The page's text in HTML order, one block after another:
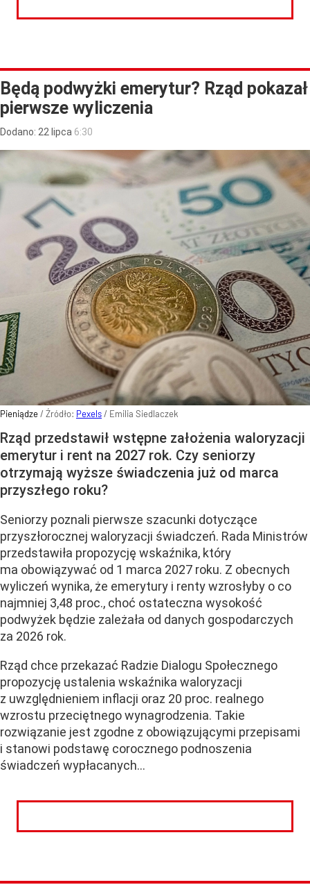
Będą podwyżki emerytur? Rząd pokazał
pierwsze wyliczenia
Dodano: 22 lipca 6:30
Pieniądze/ Źródło: Pexels/ Emilia Siedlaczek
Rząd przedstawił wstępne założenia waloryzacji
emerytur i rent na 2027 rok. Czy seniorzy
otrzymają wyższe świadczenia już od marca
przyszłego roku?
Seniorzy poznali pierwsze szacunki dotyczące
przyszłorocznej waloryzacji świadczeń. Rada Ministrów
przedstawiła propozycję wskaźnika, który
ma obowiązywać od 1 marca 2027 roku. Z obecnych
wyliczeń wynika, że emerytury i renty wzrosłyby o co
najmniej 3,48 proc., choć ostateczna wysokość
podwyżek będzie zależała od danych gospodarczych
za 2026 rok.
Rząd chce przekazać Radzie Dialogu Społecznego
propozycję ustalenia wskaźnika waloryzacji
z uwzględnieniem inflacji oraz 20 proc. realnego
wzrostu przeciętnego wynagrodzenia. Takie
rozwiązanie jest zgodne z obowiązującymi przepisami
i stanowi podstawę corocznego podnoszenia
świadczeń wypłacanych...